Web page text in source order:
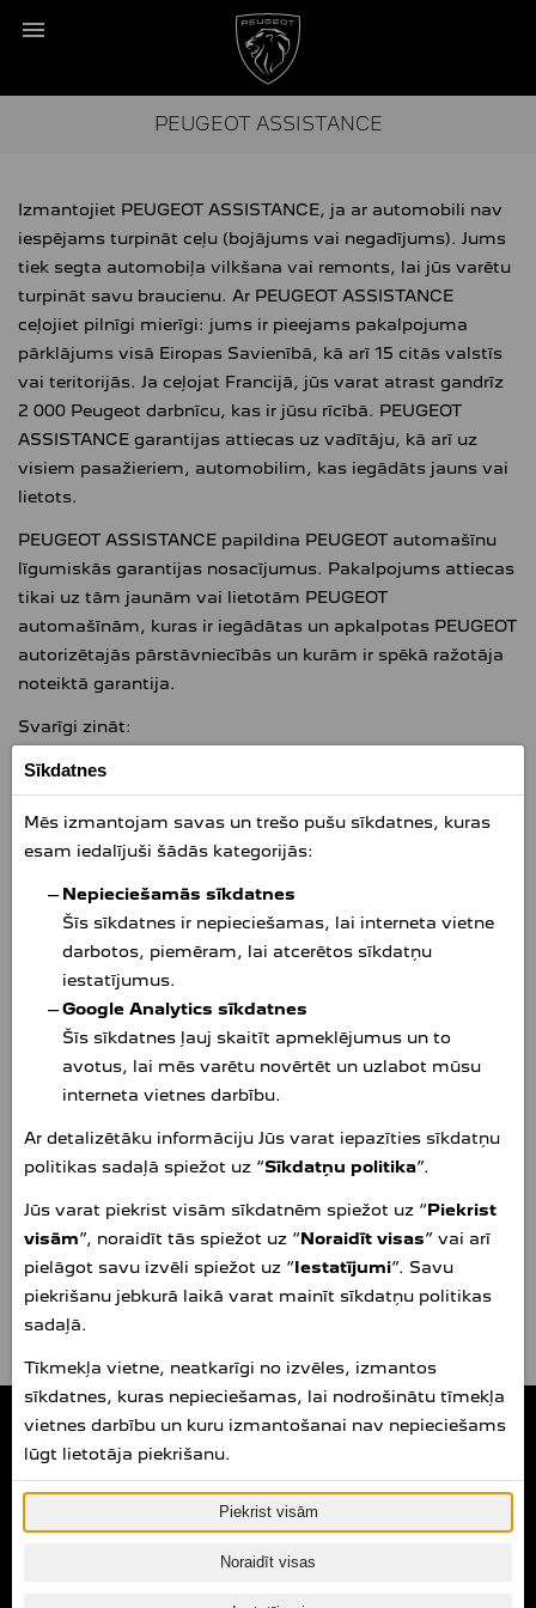
PEUGEOT ASSISTANCE
Izmantojiet PEUGEOT ASSISTANCE, ja ar automobili nav
iespējams turpināt ceļu (bojājums vai negadījums). Jums
tiek segta automobiļa vilkšana vai remonts, lai jūs varētu
turpināt savu braucienu. Ar PEUGEOT ASSISTANCE
ceļojiet pilnīgi mierīgi: jums ir pieejams pakalpojuma
pārklājums visā Eiropas Savienībā, kā arī 15 citās valstīs
vai teritorijās. Ja ceļojat Francijā, jūs varat atrast gandrīz
2 000 Peugeot darbnīcu, kas ir jūsu rīcībā. PEUGEOT
ASSISTANCE garantijas attiecas uz vadītāju, kā arī uz
visiem pasažieriem, automobilim, kas iegādāts jauns vai
lietots.
PEUGEOT ASSISTANCE papildina PEUGEOT automašīnu
līgumiskās garantijas nosacījumus. Pakalpojums attiecas
tikai uz tām jaunām vai lietotām PEUGEOT
automašīnām, kuras ir iegādātas un apkalpotas PEUGEOT
autorizētajās pārstāvniecībās un kurām ir spēkā ražotāja
noteiktā garantija.
Svarīgi zināt:
PEUGEOT ASSISTANCE Latvija bezmaksas tālruņa
numurs 8000 4008,
zvani uz/no ārzemēm +371 6756 9024.
vairākos gadījumos:
automobiļa bojājums,
negadījums,
automobiļa atslēgu nozaudēšana,
automobiļa salonā ieslēgtas atslēgas,
degvielas kļūda,
beigusies enerģija (24h/24, 7d/7, īpaši
Peugeot apņemas veikt maksimāli daudz, lai šādās
vai organizējot vilkšanu uz tuvāko Peugeot pilnvaroto
darbnīcu. Ja ar automobili nav iespējams turpināt
braucienu, jūs varat izmantot īslaicīgas mobilitātes
risinājumu, lai turpinātu savu braucienu, vai
izmitināšanas iespējas.
Amserv Krasta
Peugeot autocentrs
(ADAM AUTO SIA)
Rīga, Krasta iela 66, LV-1019
Tālr. +371 6707 8000
E-pasts:
info.krasta@amserv.lv
Sīkdatnes
Mēs izmantojam savas un trešo pušu sīkdatnes, kuras
esam iedalījuši šādās kategorijās:
Nepieciešamās sīkdatnes
Šīs sīkdatnes ir nepieciešamas, lai interneta vietne
darbotos, piemēram, lai atcerētos sīkdatņu
iestatījumus.
Google Analytics sīkdatnes
Šīs sīkdatnes ļauj skaitīt apmeklējumus un to
avotus, lai mēs varētu novērtēt un uzlabot mūsu
interneta vietnes darbību.
Ar detalizētāku informāciju Jūs varat iepazīties sīkdatņu
politikas sadaļā spiežot uz “Sīkdatņu politika”.
Jūs varat piekrist visām sīkdatnēm spiežot uz “Piekrist
visām”, noraidīt tās spiežot uz “Noraidīt visas” vai arī
pielāgot savu izvēli spiežot uz “Iestatījumi”. Savu
piekrišanu jebkurā laikā varat mainīt sīkdatņu politikas
sadaļā.
Tīkmekļa vietne, neatkarīgi no izvēles, izmantos
sīkdatnes, kuras nepieciešamas, lai nodrošinātu tīmekļa
vietnes darbību un kuru izmantošanai nav nepieciešams
lūgt lietotāja piekrišanu.
Piekrist visām
Noraidīt visas